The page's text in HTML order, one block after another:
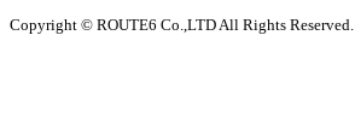
Copyright © ROUTE6 Co.,LTD All Rights Reserved.